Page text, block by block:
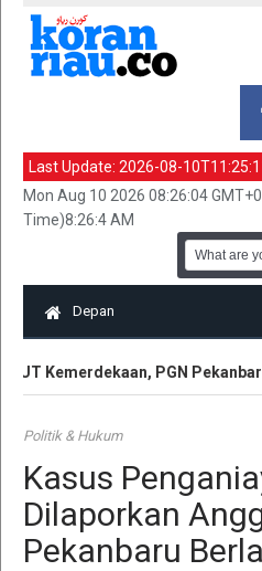
Last Update: 2026-08-
Mon Aug 10 2026 08:26:04
Time)8:26:4 AM
Depan
Kemerdekaan, PGN Pekanbaru
Politik & Hukum
Kasus
Dilaporkan
Pekanbaru